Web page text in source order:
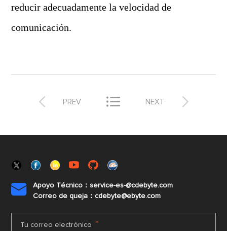
reducir adecuadamente la velocidad de
comunicación.
 PREV  
NEXT

Apoyo Técnico：service-es-@cdebyte.com
Correo de queja：cdebyte@ebyte.com
Tu correo electrónico *